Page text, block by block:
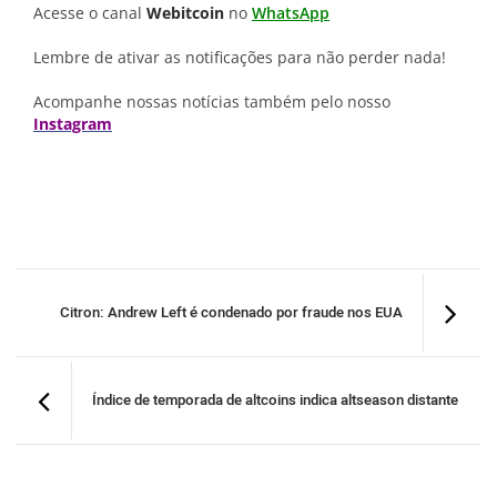
Acesse o canal Webitcoin no WhatsApp
Lembre de ativar as notificações para não perder nada!
Acompanhe nossas notícias também pelo nosso
Instagram
Citron: Andrew Left é condenado por fraude nos EUA
Índice de temporada de altcoins indica altseason distante